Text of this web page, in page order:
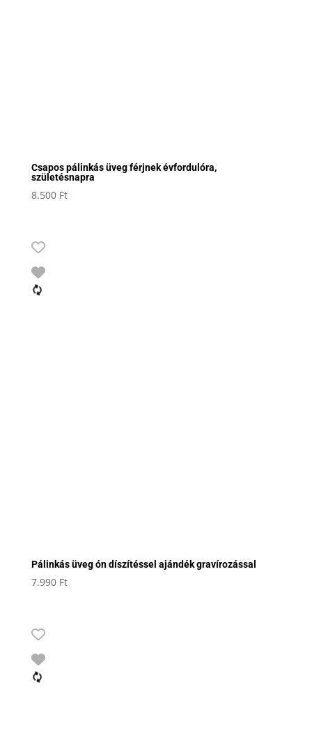
Csapos pálinkás üveg férjnek évfordulóra,
születésnapra
8.500 Ft
Pálinkás üveg ón díszítéssel ajándék gravírozással
7.990 Ft